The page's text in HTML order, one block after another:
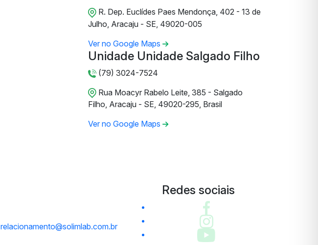
R. Dep. Euclídes Paes Mendonça, 402 - 13 de
Julho, Aracaju - SE, 49020-005
Ver no Google Maps
Unidade Unidade Salgado Filho
(79) 3024-7524
Rua Moacyr Rabelo Leite, 385 - Salgado
Filho, Aracaju - SE, 49020-295, Brasil
Ver no Google Maps
relacionamento@solimlab.com.br
Redes sociais